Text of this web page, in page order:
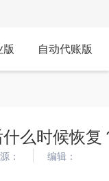
自动代账版
么时候恢复
： 编辑：